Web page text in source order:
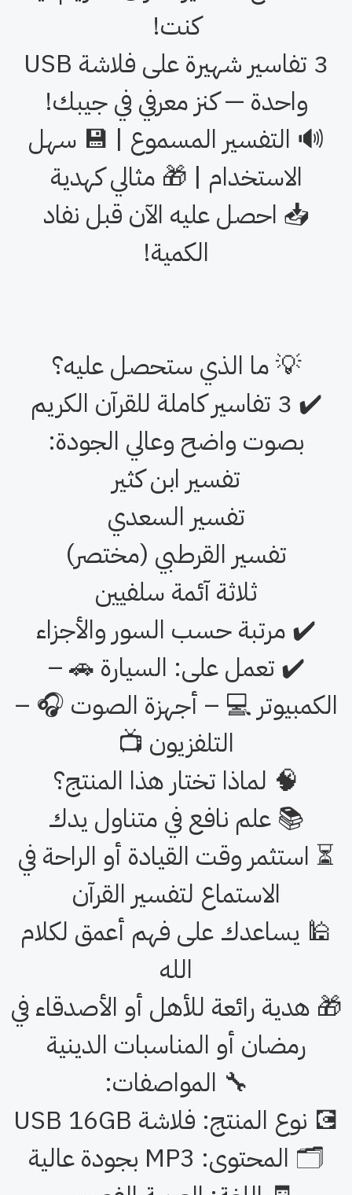
لتفسير القرآن الكريم أينما
كنت!
3 تفاسير شهيرة على فلاشة USB
واحدة — كنز معرفي في جيبك!
التفسير المسموع | 💾 سهل
الاستخدام | 🎁 مثالي كهدية
الكمية!
💡 ما الذي ستحصل عليه؟
✔️ 3 تفاسير كاملة للقرآن الكريم
بصوت واضح وعالي الجودة:
تفسير ابن كثير
تفسير السعدي
تفسير القرطبي (مختصر)
ثلاثة آئمة سلفيين
✔️ مرتبة حسب السور والأجزاء
✔️ تعمل على: السيارة 🚗 –
💻 – أجهزة الصوت 🎧 –
التلفزيون 📺
🧠 لماذا تختار هذا المنتج؟
📚 علم نافع في متناول يدك
وقت القيادة أو الراحة في
الاستماع لتفسير القرآن
يساعدك على فهم أعمق لكلام
الله
رائعة للأهل أو الأصدقاء في